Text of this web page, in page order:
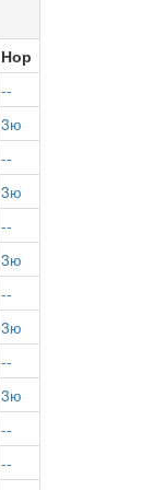
Нор
--
3ю
--
3ю
--
3ю
--
3ю
--
3ю
--
--